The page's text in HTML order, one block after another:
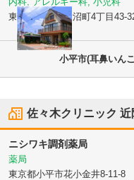
東京都小平市大沼町4丁目43-
小平市(耳鼻いん
佐々木クリニック 近
ニシワキ調剤薬局
薬局
東京都小平市花小金井8-11-8